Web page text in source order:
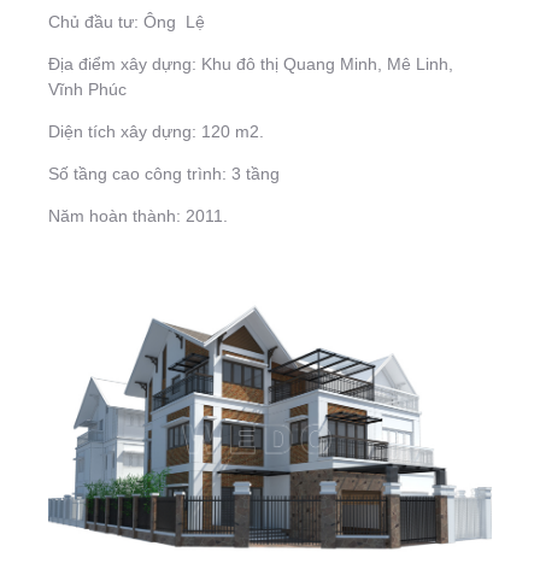
Chủ đầu tư: Ông Lệ
Địa điểm xây dựng: Khu đô thị Quang Minh, Mê Linh,
Vĩnh Phúc
Diện tích xây dựng: 120 m2.
Số tầng cao công trình: 3 tầng
Năm hoàn thành: 2011.